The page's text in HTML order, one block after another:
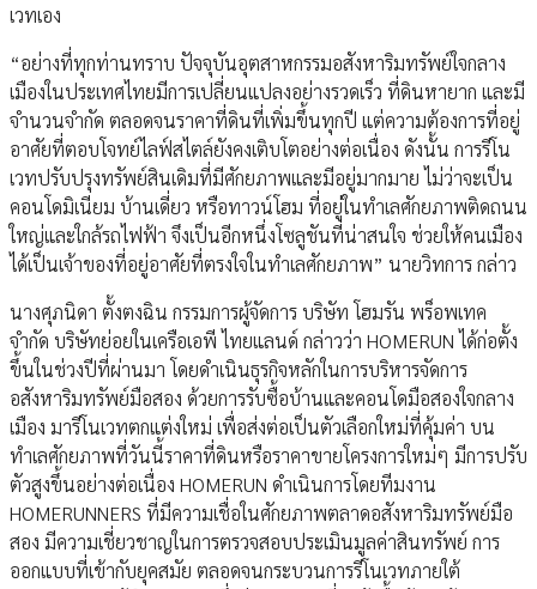
เวทเอง
“อย่างที่ทุกท่านทราบ ปัจจุบันอุตสาหกรรมอสังหาริมทรัพย์ใจกลาง
เมืองในประเทศไทยมีการเปลี่ยนแปลงอย่างรวดเร็ว ที่ดินหายาก และมี
จำนวนจำกัด ตลอดจนราคาที่ดินที่เพิ่มขึ้นทุกปี แต่ความต้องการที่อยู่
อาศัยที่ตอบโจทย์ไลฟ์สไตล์ยังคงเติบโตอย่างต่อเนื่อง ดังนั้น การรีโน
เวทปรับปรุงทรัพย์สินเดิมที่มีศักยภาพและมีอยู่มากมาย ไม่ว่าจะเป็น
คอนโดมิเนียม บ้านเดี่ยว หรือทาวน์โฮม ที่อยู่ในทำเลศักยภาพติดถนน
ใหญ่และใกล้รถไฟฟ้า จึงเป็นอีกหนึ่งโซลูชันที่น่าสนใจ ช่วยให้คนเมือง
ได้เป็นเจ้าของที่อยู่อาศัยที่ตรงใจในทำเลศักยภาพ” นายวิทการ กล่าว
นางศุภนิดา ตั้งตงฉิน กรรมการผู้จัดการ บริษัท โฮมรัน พร็อพเทค
จำกัด บริษัทย่อยในเครือเอพี ไทยแลนด์ กล่าวว่า HOMERUN ได้ก่อตั้ง
ขึ้นในช่วงปีที่ผ่านมา โดยดำเนินธุรกิจหลักในการบริหารจัดการ
อสังหาริมทรัพย์มือสอง ด้วยการรับซื้อบ้านและคอนโดมือสองใจกลาง
เมือง มารีโนเวทตกแต่งใหม่ เพื่อส่งต่อเป็นตัวเลือกใหม่ที่คุ้มค่า บน
ทำเลศักยภาพที่วันนี้ราคาที่ดินหรือราคาขายโครงการใหม่ๆ มีการปรับ
ตัวสูงขึ้นอย่างต่อเนื่อง HOMERUN ดำเนินการโดยทีมงาน
HOMERUNNERS ที่มีความเชื่อในศักยภาพตลาดอสังหาริมทรัพย์มือ
สอง มีความเชี่ยวชาญในการตรวจสอบประเมินมูลค่าสินทรัพย์ การ
ออกแบบที่เข้ากับยุคสมัย ตลอดจนกระบวนการรีโนเวทภายใต้